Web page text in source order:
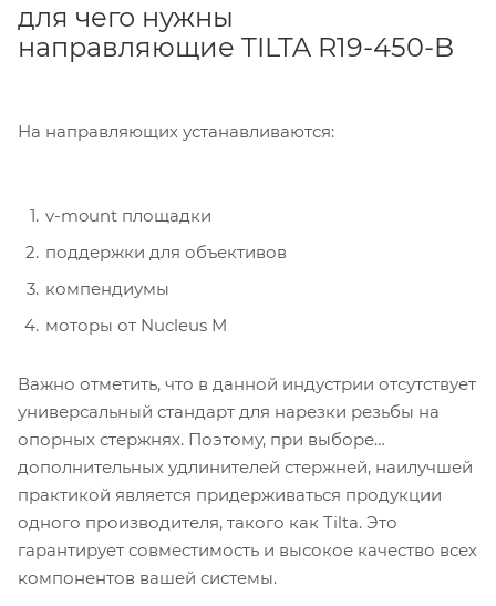
для чего нужны
направляющие TILTA R19-450-B
На направляющих устанавливаются:
v-mount площадки
поддержки для объективов
компендиумы
моторы от Nucleus M
Важно отметить, что в данной индустрии отсутствует
универсальный стандарт для нарезки резьбы на
опорных стержнях. Поэтому, при выборе
дополнительных удлинителей стержней, наилучшей
практикой является придерживаться продукции
одного производителя, такого как Tilta. Это
гарантирует совместимость и высокое качество всех
компонентов вашей системы.